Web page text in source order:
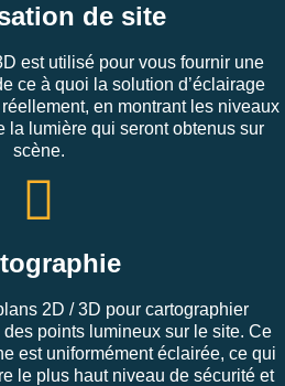
de site
est utilisé pour vous fournir une
ce à quoi la solution d’éclairage
en montrant les niveaux
la lumière qui seront obtenus sur
scène.
2D / 3D pour cartographier
des points lumineux sur le site. Ce
est uniformément éclairée, ce qui
le plus haut niveau de sécurité et